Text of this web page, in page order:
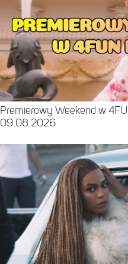
Premierowy Weekend w
09.08.2026